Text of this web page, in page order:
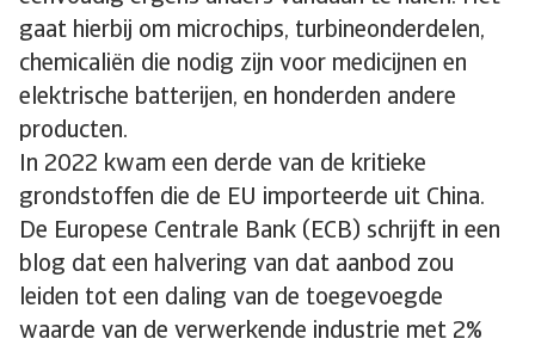
gaat hierbij om microchips, turbineonderdelen,
chemicaliën die nodig zijn voor medicijnen en
elektrische batterijen, en honderden andere
producten.
In 2022 kwam een derde van de kritieke
grondstoffen die de EU importeerde uit China.
De Europese Centrale Bank (ECB) schrijft in een
blog dat een halvering van dat aanbod zou
leiden tot een daling van de toegevoegde
waarde van de verwerkende industrie met 2%